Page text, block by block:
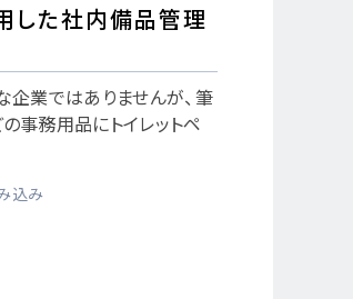
した社内備品管理
企業ではありませんが、筆
事務用品にトイレットペ
込み